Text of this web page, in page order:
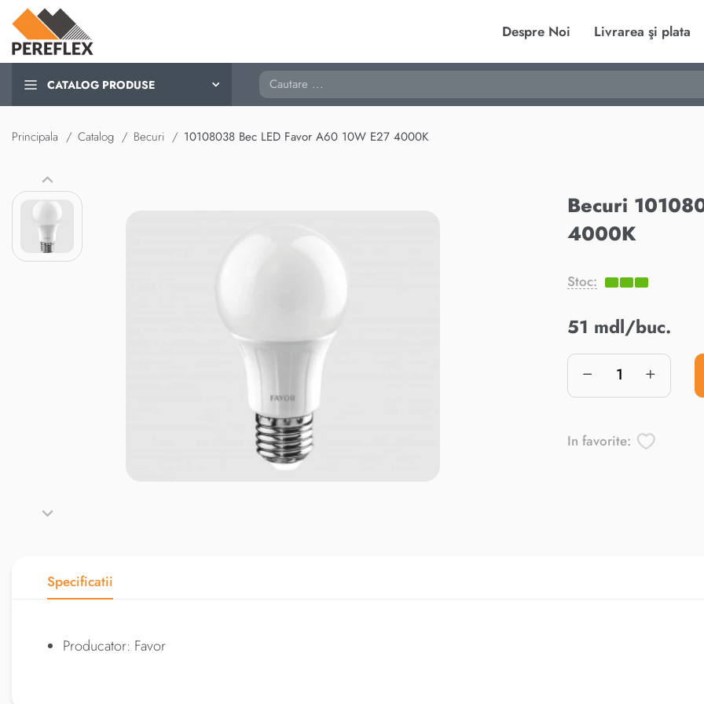
Despre Noi Livrarea şi plata
CATALOG PRODUSE Cautare
Principala Catalog Becuri 10108038 Bec LED Favor A60 10W E27 4000K
Becuri
4000K
Stoc:
51 mdl/buc.
In favorite:
Specificatii
Producator: Favor